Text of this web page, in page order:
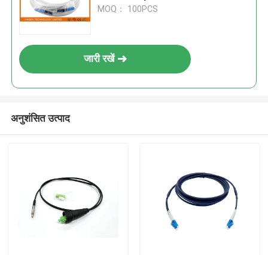
MOQ： 100PCS
जारी रखें
अनुशंसित उत्पाद